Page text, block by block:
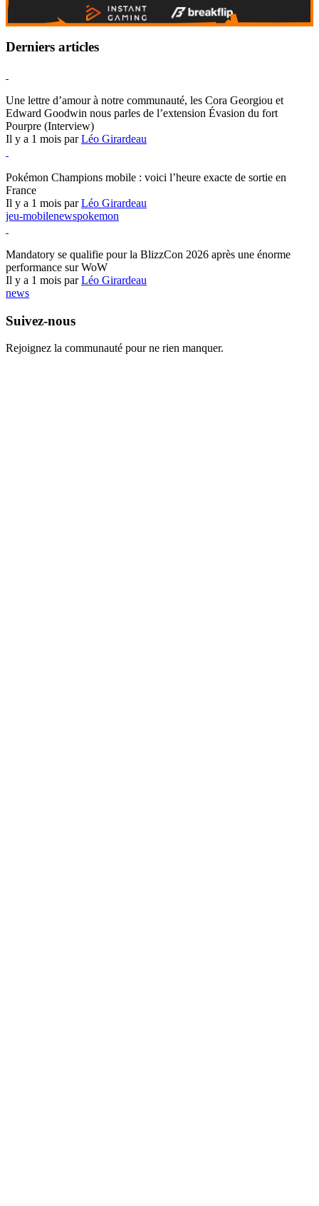
Derniers articles
Une lettre d’amour à notre communauté, les Cora Georgiou et
Edward Goodwin nous parles de l’extension Évasion du fort
Pourpre (Interview)
Il y a 1 mois parLéo Girardeau
Pokémon Champions mobile : voici l’heure exacte de sortie en
France
Il y a 1 mois parLéo Girardeau
jeu-mobilenewspokemon
Mandatory se qualifie pour la BlizzCon 2026 après une énorme
performance sur WoW
Il y a 1 mois parLéo Girardeau
news
Suivez-nous
Rejoignez la communauté pour ne rien manquer.